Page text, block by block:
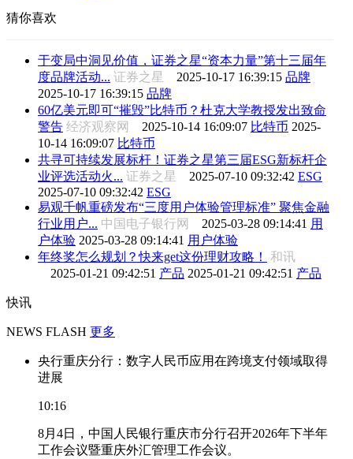
猜你喜欢
于变局中洞见价值，证券之星“资本力量”第十三届年
度品牌活动... 证券之星 2025-10-17 16:39:15 品牌
2025-10-17 16:39:15 品牌
60亿美元即可“摧毁”比特币？杜克大学教授发出致命
警告 经济观察网 2025-10-14 16:09:07 比特币 2025-
10-14 16:09:07 比特币
共寻可持续发展标杆！证券之星第三届ESG新标杆企
业评选活动火... 证券之星 2025-07-10 09:32:42 ESG
2025-07-10 09:32:42 ESG
易观千帆重磅发布“三度用户体验管理标准” 聚焦金融
行业用户... 中国电子银行网 2025-03-28 09:14:41 用
户体验 2025-03-28 09:14:41 用户体验
年终奖怎么规划？快来get这份理财攻略！
和讯
2025-01-21 09:42:51 产品 2025-01-21 09:42:51 产品
快讯
NEWS FLASH 更多
央行重庆分行：数字人民币应用在跨境支付领域取得
进展
10:16
8月4日，中国人民银行重庆市分行召开2026年下半年
工作会议暨重庆外汇管理工作会议。